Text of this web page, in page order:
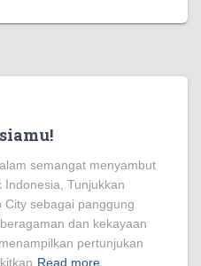
semangat menyambut
Indonesia, Tunjukkan
sebagai panggung
dan kekayaan
pertunjukan
Read more